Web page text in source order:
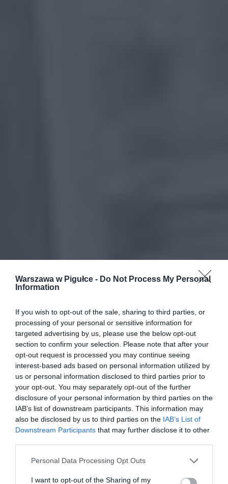
Warszawa w Pigułce - Do Not Process My Personal
Information
If you wish to opt-out of the sale, sharing to third parties, or
processing of your personal or sensitive information for
targeted advertising by us, please use the below opt-out
section to confirm your selection. Please note that after your
opt-out request is processed you may continue seeing
interest-based ads based on personal information utilized by
us or personal information disclosed to third parties prior to
your opt-out. You may separately opt-out of the further
disclosure of your personal information by third parties on the
IAB’s list of downstream participants. This information may
also be disclosed by us to third parties on the IAB’s List of
Downstream Participants that may further disclose it to other
Personal Data Processing Opt Outs
I want to opt-out of the Sharing of my